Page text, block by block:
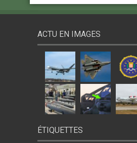
ACTU EN IMAGES
ÉTIQUETTES